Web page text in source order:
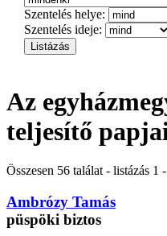
Szentelés helye:
Szentelés ideje:
Az
teljesítő
Összesen 56 találat - listázás 1
Ambrózy Tamás
püspöki biztos